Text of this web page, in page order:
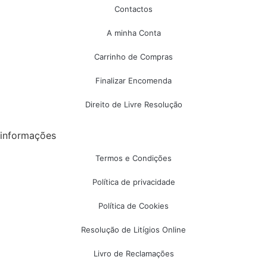
Contactos
A minha Conta
Carrinho de Compras
Finalizar Encomenda
Direito de Livre Resolução
informações
Termos e Condições
Política de privacidade
Política de Cookies
Resolução de Litígios Online
Livro de Reclamações